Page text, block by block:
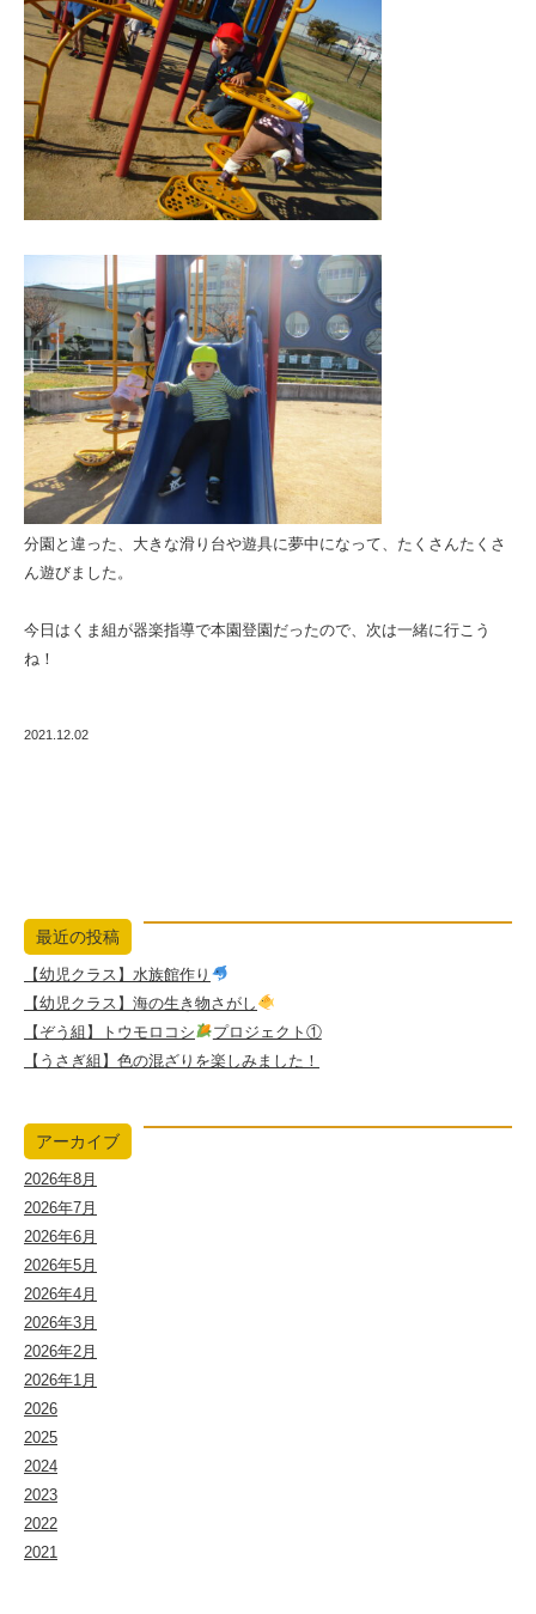
分園と違った、大きな滑り台や遊具に夢中になって、たくさんたくさ
ん遊びました。
今日はくま組が器楽指導で本園登園だったので、次は一緒に行こう
ね！
2021.12.02
最近の投稿
【幼児クラス】水族館作り
【幼児クラス】海の生き物さがし
【ぞう組】トウモロコシ
プロジェクト①
【うさぎ組】色の混ざりを楽しみました！
アーカイブ
2026年8月
2026年7月
2026年6月
2026年5月
2026年4月
2026年3月
2026年2月
2026年1月
2026
2025
2024
2023
2022
2021